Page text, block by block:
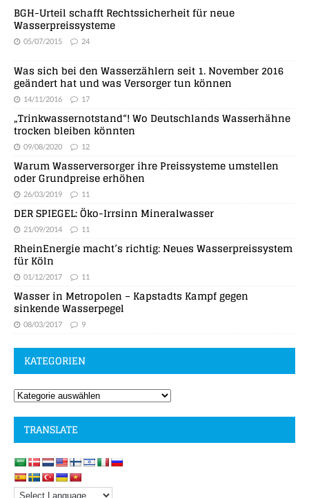
BGH-Urteil schafft Rechtssicherheit für neue
Wasserpreissysteme
05/07/2015 24
Was sich bei den Wasserzählern seit 1. November 2016
geändert hat und was Versorger tun können
14/11/2016 17
„Trinkwassernotstand“! Wo Deutschlands Wasserhähne
trocken bleiben könnten
09/08/2020 12
Warum Wasserversorger ihre Preissysteme umstellen
oder Grundpreise erhöhen
26/03/2019 11
DER SPIEGEL: Öko-Irrsinn Mineralwasser
21/09/2014 11
RheinEnergie macht’s richtig: Neues Wasserpreissystem
für Köln
01/12/2017 11
Wasser in Metropolen – Kapstadts Kampf gegen
sinkende Wasserpegel
08/03/2017 9
KATEGORIEN
TRANSLATE